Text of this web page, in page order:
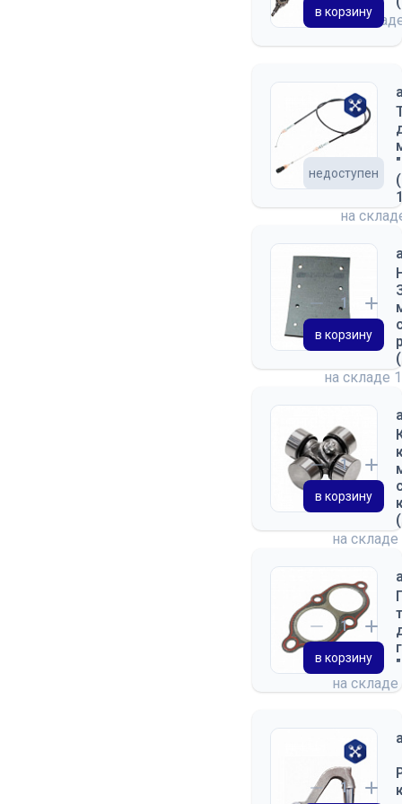
на
в корзину
на
недоступен
на складе
в корзину
на складе
в корзину
на складе
в корзину